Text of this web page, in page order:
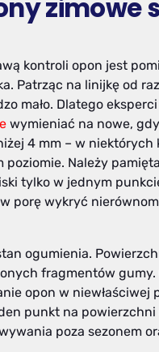
zimowe
kontroli opon jest
Patrząc na linijkę od
mało. Dlatego
wymieniać na nowe,
4 mm – w niektórych
Należy
tylko w jednym
porę wykryć
ogumienia.
fragmentów gumy.
opon w niewłaściwej
punkt na powierzchni
poza sezonem